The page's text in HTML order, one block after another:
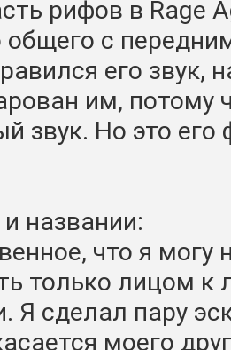
рифов в Rage
общего с
его звук,
им, потому
звук. Но это
названии:
что я могу
только лицом к
Я сделал пару
моего